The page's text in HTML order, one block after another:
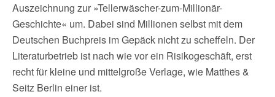
Auszeichnung zur »Tellerwäscher-zum-Millionär-
Geschichte« um. Dabei sind Millionen selbst mit dem
Deutschen Buchpreis im Gepäck nicht zu scheffeln. Der
Literaturbetrieb ist nach wie vor ein Risikogeschäft, erst
recht für kleine und mittelgroße Verlage, wie Matthes &
Seitz Berlin einer ist.